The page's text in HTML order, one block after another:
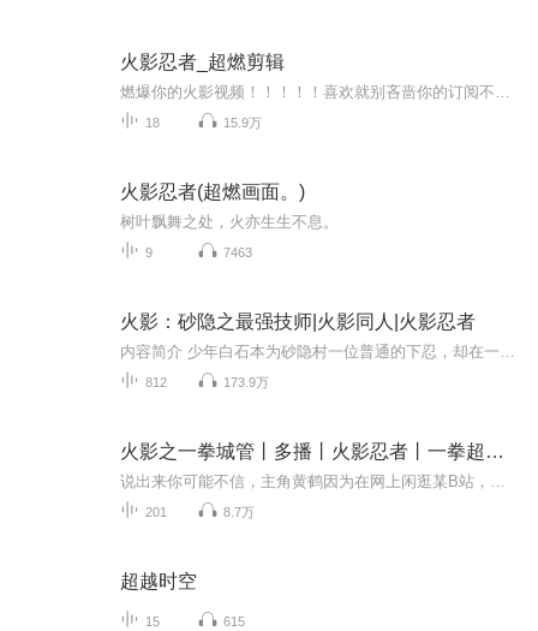
火影忍者_超燃剪辑
18 15.9万
火影忍者(超燃画面。)
树叶飘舞之处，火亦生生不息。
9 7463
火影：砂隐之最强技师|火影同人|火影忍者
812 173.9万
火影之一拳城管丨多播丨火影忍者丨一拳超人丨会员免费
201 8.7万
超越时空
15 615